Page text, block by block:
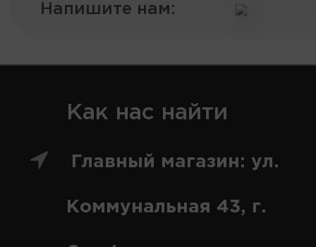
Напишите нам:
Как нас найти
Главный магазин: ул.
Коммунальная 43, г.